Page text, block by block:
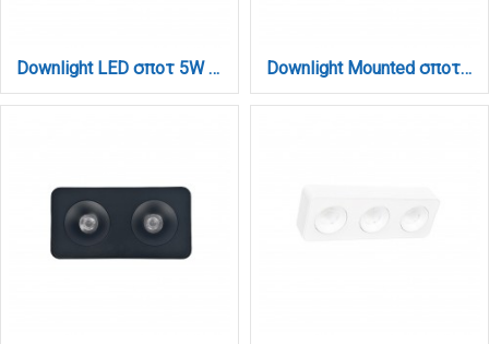
Downlight LED σποτ 5W 3CCT σε λευκή και μαύρη απόχρωση (X00170WB) Downlight Mounted σποτ 2*8W 3CCT σε λευκή απόχρωση (X00270W)